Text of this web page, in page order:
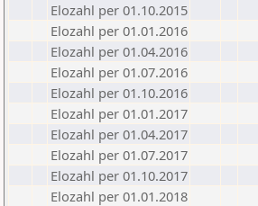
Elozahl per 01.10.2015
Elozahl per 01.01.2016
Elozahl per 01.04.2016
Elozahl per 01.07.2016
Elozahl per 01.10.2016
Elozahl per 01.01.2017
Elozahl per 01.04.2017
Elozahl per 01.07.2017
Elozahl per 01.10.2017
Elozahl per 01.01.2018